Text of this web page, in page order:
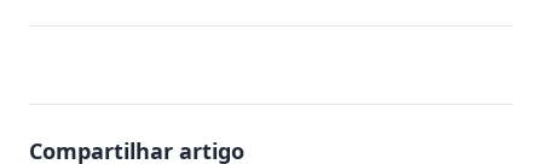
Compartilhar artigo